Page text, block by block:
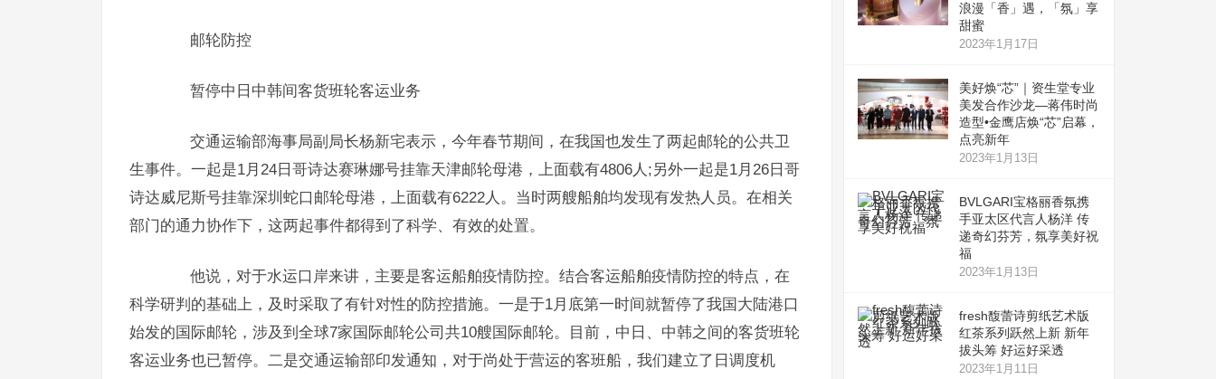
邮轮防控
暂停中日中韩间客货班轮客运业务
交通运输部海事局副局长杨新宅表示，今年春节期间，在我国也发生了两起邮轮的公共卫
生事件。一起是1月24日哥诗达赛琳娜号挂靠天津邮轮母港，上面载有4806人;另外一起是1月26日哥
诗达威尼斯号挂靠深圳蛇口邮轮母港，上面载有6222人。当时两艘船舶均发现有发热人员。在相关
部门的通力协作下，这两起事件都得到了科学、有效的处置。
他说，对于水运口岸来讲，主要是客运船舶疫情防控。结合客运船舶疫情防控的特点，在
科学研判的基础上，及时采取了有针对性的防控措施。一是于1月底第一时间就暂停了我国大陆港口
始发的国际邮轮，涉及到全球7家国际邮轮公司共10艘国际邮轮。目前，中日、中韩之间的客货班轮
客运业务也已暂停。二是交通运输部印发通知，对于尚处于营运的客班船，我们建立了日调度机
浪漫「香」遇，「氛」享
甜蜜
2023年1月17日
美好焕“芯”｜资生堂专业
美发合作沙龙—蒋伟时尚
造型•金鹰店焕“芯”启幕，
点亮新年
2023年1月13日
BVLGARI宝格丽香氛携
手亚太区代言人杨洋 传
递奇幻芬芳，氛享美好祝
福
2023年1月13日
fresh馥蕾诗剪纸艺术版
红茶系列跃然上新 新年
拔头筹 好运好采透
2023年1月11日